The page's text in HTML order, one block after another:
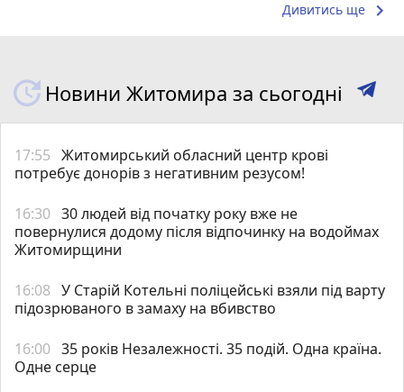
Дивитись ще keyboard_arrow_right
Новини Житомира за сьогодні
17:55 Житомирський обласний центр крові
потребує донорів з негативним резусом!
16:30 30 людей від початку року вже не
повернулися додому після відпочинку на водоймах
Житомирщини
16:08 У Старій Котельні поліцейські взяли під варту
підозрюваного в замаху на вбивство
16:00 35 років Незалежності. 35 подій. Одна країна.
Одне серце